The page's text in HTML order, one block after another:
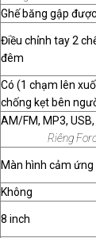
Ghế băng gập
Điều chỉnh tay 2
đêm
Có (1 chạm lên
chống kẹt bên
AM/FM, MP3,
Riêng
Màn hình cảm ứng
Không
8 inch